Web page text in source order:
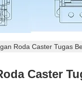
Roda Caster Tugas
Caster